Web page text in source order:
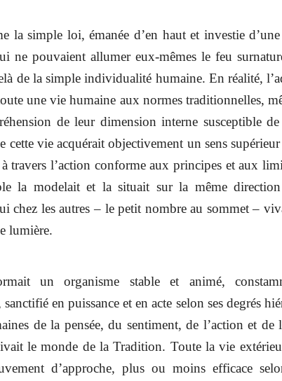
la simple loi, émanée d’en haut et investie
ne pouvaient allumer eux-mêmes le feu
de la simple individualité humaine. En réalité,
une vie humaine aux normes traditionnelles,
de leur dimension interne susceptible
cette vie acquérait objectivement un sens supérieur
travers l’action conforme aux principes et aux
la modelait et la situait sur la même
chez les autres – le petit nombre au sommet –
lumière.
un organisme stable et animé,
en puissance et en acte selon ses degrés
de la pensée, du sentiment, de l’action et de
le monde de la Tradition. Toute la vie
d’approche, plus ou moins efficace